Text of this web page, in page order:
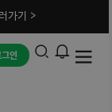
가기 >
그인